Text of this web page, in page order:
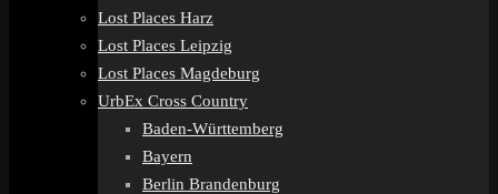
Lost Places Harz
Lost Places Leipzig
Lost Places Magdeburg
UrbEx Cross Country
Baden-Württemberg
Bayern
Berlin Brandenburg